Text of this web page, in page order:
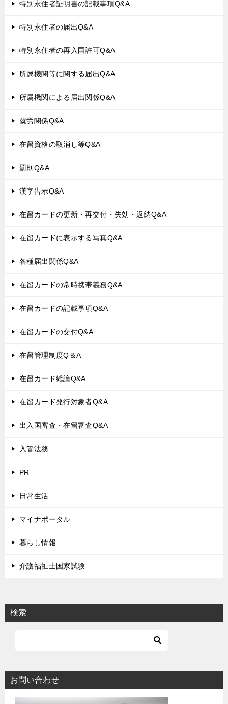
特別永住者証明書の記載事項Q&A
特別永住者の届出Q&A
特別永住者の再入国許可Q&A
所属機関等に関する届出Q&A
所属機関による届出関係Q&A
就労関係Q&A
在留資格の取消し等Q&A
罰則Q&A
漢字告示Q&A
在留カードの更新・再交付・失効・返納Q&A
在留カードに表示する写真Q&A
各種届出関係Q&A
在留カードの常時携帯義務Q&A
在留カードの記載事項Q&A
在留カードの交付Q&A
在留管理制度Q＆A
在留カード総論Q&A
在留カード発行対象者Q&A
出入国審査・在留審査Q&A
入管法務
PR
日常生活
マイナポータル
暮らし情報
介護福祉士国家試験
検索
お問い合わせ